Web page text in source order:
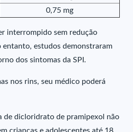
0,75 mg
interrompido sem redução
entanto, estudos demonstraram
dos sintomas da SPI.
nos rins, seu médico poderá
de dicloridrato de pramipexol não